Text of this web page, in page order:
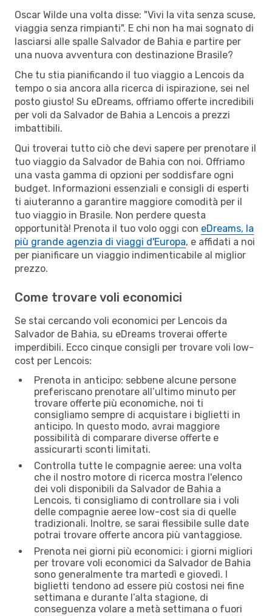
Oscar Wilde una volta disse: "Vivi la vita senza scuse,
viaggia senza rimpianti". E chi non ha mai sognato di
lasciarsi alle spalle Salvador de Bahia e partire per
una nuova avventura con destinazione Brasile?
Che tu stia pianificando il tuo viaggio a Lencois da
tempo o sia ancora alla ricerca di ispirazione, sei nel
posto giusto! Su eDreams, offriamo offerte incredibili
per voli da Salvador de Bahia a Lencois a prezzi
imbattibili.
Qui troverai tutto ciò che devi sapere per prenotare il
tuo viaggio da Salvador de Bahia con noi. Offriamo
una vasta gamma di opzioni per soddisfare ogni
budget. Informazioni essenziali e consigli di esperti
ti aiuteranno a garantire maggiore comodità per il
tuo viaggio in Brasile. Non perdere questa
opportunità! Prenota il tuo volo oggi con eDreams, la
più grande agenzia di viaggi d'Europa, e affidati a noi
per pianificare un viaggio indimenticabile al miglior
prezzo.
Come trovare voli economici
Se stai cercando voli economici per Lencois da
Salvador de Bahia, su eDreams troverai offerte
imperdibili. Ecco cinque consigli per trovare voli low-
cost per Lencois:
Prenota in anticipo: sebbene alcune persone
preferiscano prenotare all’ultimo minuto per
trovare offerte più economiche, noi ti
consigliamo sempre di acquistare i biglietti in
anticipo. In questo modo, avrai maggiore
possibilità di comparare diverse offerte e
assicurarti sconti limitati.
Controlla tutte le compagnie aeree: una volta
che il nostro motore di ricerca mostra l'elenco
dei voli disponibili da Salvador de Bahia a
Lencois, ti consigliamo di controllare sia i voli
delle compagnie aeree low-cost sia di quelle
tradizionali. Inoltre, se sarai flessibile sulle date
potrai trovare offerte ancora più vantaggiose.
Prenota nei giorni più economici: i giorni migliori
per trovare voli economici da Salvador de Bahia
sono generalmente tra martedì e giovedì. I
biglietti tendono ad essere più costosi nei fine
settimana e durante l’alta stagione, di
conseguenza volare a metà settimana o fuori